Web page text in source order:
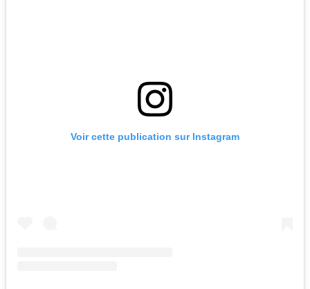
Voir cette publication sur Instagram